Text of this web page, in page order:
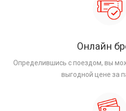
Онлайн
Определившись с поездом, вы
выгодной цене за